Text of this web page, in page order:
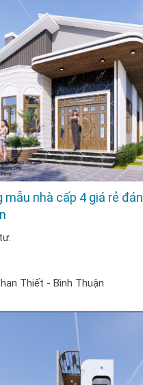
mẫu nhà cấp 4 giá rẻ
Thiết - Bình Thuận